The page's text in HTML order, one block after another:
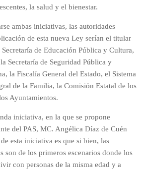
la salud y el bienestar.
ambas iniciativas, las autoridades
de esta nueva Ley serían el titular
de Educación Pública y Cultura,
Secretaría de Seguridad Pública y
la Fiscalía General del Estado, el Sistema
de la Familia, la Comisión Estatal de los
Ayuntamientos.
iniciativa, en la que se propone
del PAS, MC. Angélica Díaz de Cuén
esta iniciativa es que si bien, las
son de los primeros escenarios donde los
con personas de la misma edad y a